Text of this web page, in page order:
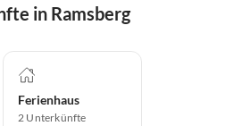
in Ramsberg
Ferienhaus
2 Unterkünfte